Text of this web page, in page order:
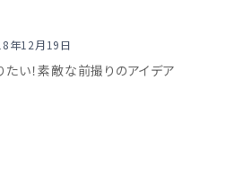
年12月19日
たい！素敵な前撮りのアイデア